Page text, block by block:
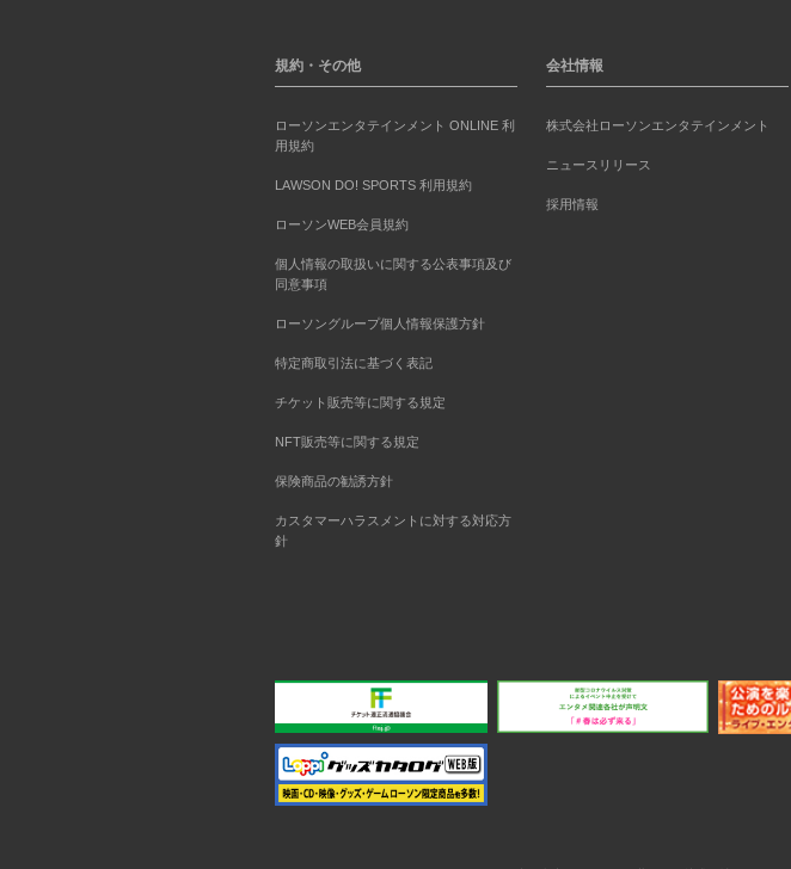
規約・その他
ローソンエンタテインメント ONLINE 利
用規約
LAWSON DO! SPORTS 利用規約
ローソンWEB会員規約
個人情報の取扱いに関する公表事項及び
同意事項
ローソングループ個人情報保護方針
特定商取引法に基づく表記
チケット販売等に関する規定
NFT販売等に関する規定
保険商品の勧誘方針
カスタマーハラスメントに対する対応方
針
会社情報
株式会社ローソンエンタテインメント
ニュースリリース
採用情報